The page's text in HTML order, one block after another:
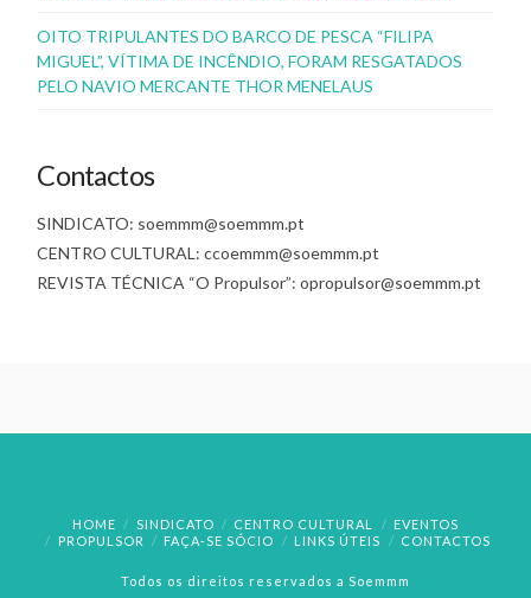
OITO TRIPULANTES DO BARCO DE PESCA “FILIPA
MIGUEL”, VÍTIMA DE INCÊNDIO, FORAM RESGATADOS
PELO NAVIO MERCANTE THOR MENELAUS
Contactos
SINDICATO: soemmm@soemmm.pt
CENTRO CULTURAL: ccoemmm@soemmm.pt
REVISTA TÉCNICA “O Propulsor”: opropulsor@soemmm.pt
HOME SINDICATO CENTRO CULTURAL
EVENTOS
PROPULSOR
FAÇA-SE SÓCIO LINKS ÚTEIS CONTACTOS
Todos os direitos reservados a Soemmm